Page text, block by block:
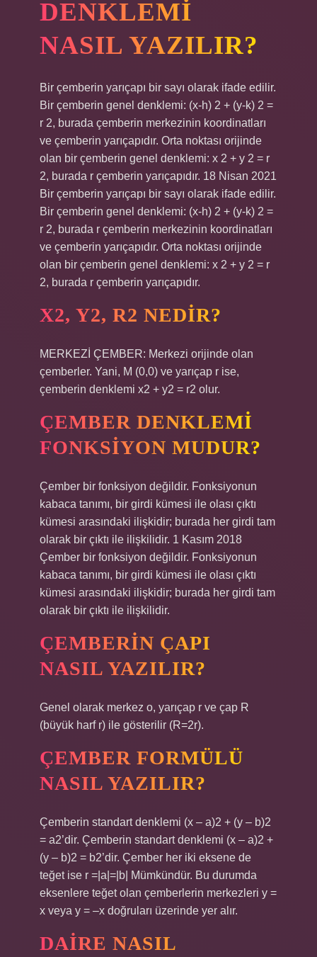
DENKLEMI
NASIL YAZILIR?
Bir çemberin yarıçapı bir sayı olarak ifade edilir.
Bir çemberin genel denklemi: (x-h) 2 + (y-k) 2 =
r 2, burada çemberin merkezinin koordinatları
ve çemberin yarıçapıdır. Orta noktası orijinde
olan bir çemberin genel denklemi: x 2 + y 2 = r
2, burada r çemberin yarıçapıdır. 18 Nisan 2021
Bir çemberin yarıçapı bir sayı olarak ifade edilir.
Bir çemberin genel denklemi: (x-h) 2 + (y-k) 2 =
r 2, burada r çemberin merkezinin koordinatları
ve çemberin yarıçapıdır. Orta noktası orijinde
olan bir çemberin genel denklemi: x 2 + y 2 = r
2, burada r çemberin yarıçapıdır.
X2, Y2, R2 NEDIR?
MERKEZİ ÇEMBER: Merkezi orijinde olan
çemberler. Yani, M (0,0) ve yarıçap r ise,
çemberin denklemi x2 + y2 = r2 olur.
ÇEMBER DENKLEMI
FONKSIYON MUDUR?
Çember bir fonksiyon değildir. Fonksiyonun
kabaca tanımı, bir girdi kümesi ile olası çıktı
kümesi arasındaki ilişkidir; burada her girdi tam
olarak bir çıktı ile ilişkilidir. 1 Kasım 2018
Çember bir fonksiyon değildir. Fonksiyonun
kabaca tanımı, bir girdi kümesi ile olası çıktı
kümesi arasındaki ilişkidir; burada her girdi tam
olarak bir çıktı ile ilişkilidir.
ÇEMBERIN ÇAPI
NASIL YAZILIR?
Genel olarak merkez o, yarıçap r ve çap R
(büyük harf r) ile gösterilir (R=2r).
ÇEMBER FORMÜLÜ
NASIL YAZILIR?
Çemberin standart denklemi (x – a)2 + (y – b)2
= a2’dir. Çemberin standart denklemi (x – a)2 +
(y – b)2 = b2’dir. Çember her iki eksene de
teğet ise r =|a|=|b| Mümkündür. Bu durumda
eksenlere teğet olan çemberlerin merkezleri y =
x veya y = –x doğruları üzerinde yer alır.
DAIRE NASIL